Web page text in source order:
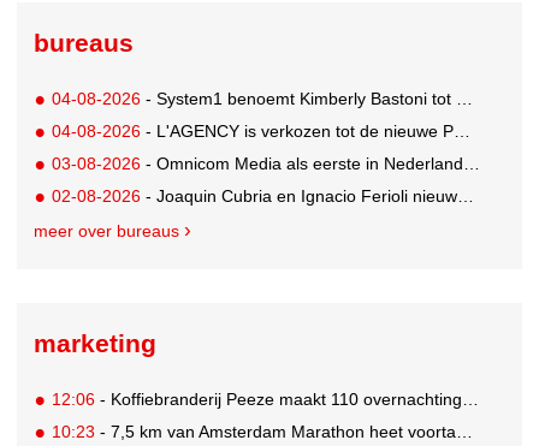
bureaus
04-08-2026 - System1 benoemt Kimberly Bastoni tot Gobal Chief Commercial Officer
04-08-2026 - L'AGENCY is verkozen tot de nieuwe PR-partner van KoRo
03-08-2026 - Omnicom Media als eerste in Nederland actief met advertenties in ChatGPT
02-08-2026 - Joaquin Cubria en Ignacio Ferioli nieuwe Global CCO’s GUT, Renata Neumann Global Head of Production
meer over bureaus
marketing
12:06 - Koffiebranderij Peeze maakt 110 overnachtingen in het Ronald McDonald Huis mogelijk
10:23 - 7,5 km van Amsterdam Marathon heet voortaan de 'Samsung Galaxy 7,5 km'